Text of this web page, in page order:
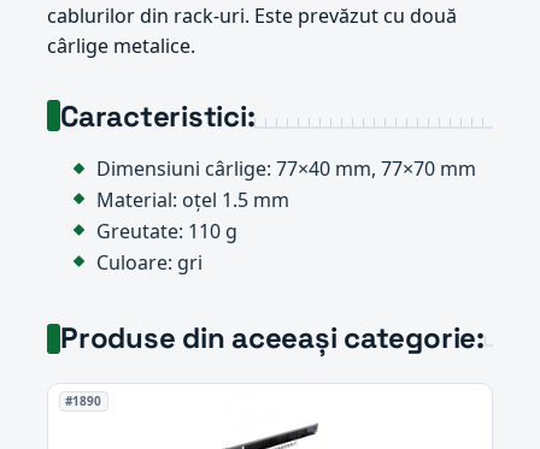
cablurilor din rack-uri. Este prevăzut cu două
cârlige metalice.
Caracteristici:
Dimensiuni cârlige: 77×40 mm, 77×70 mm
Material: oțel 1.5 mm
Greutate: 110 g
Culoare: gri
Produse din aceeași categorie:
#1890